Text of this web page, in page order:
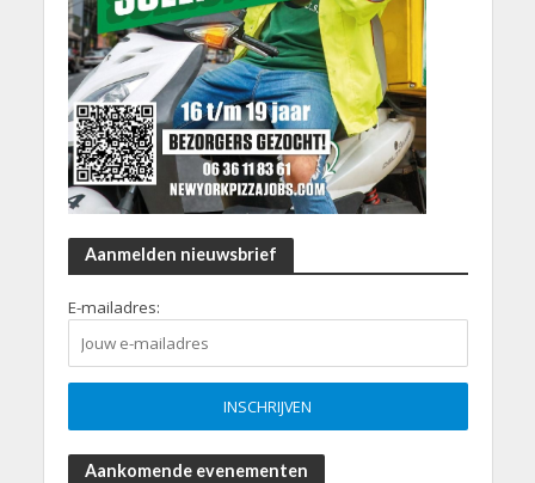
Aanmelden nieuwsbrief
E-mailadres:
Aankomende evenementen